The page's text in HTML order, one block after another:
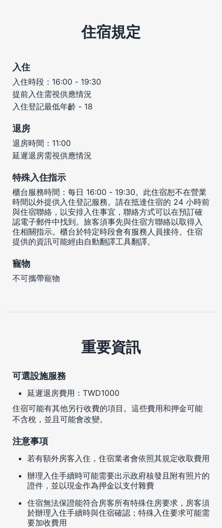
住宿規定
入住
入住時段：16:00 - 19:30
提前入住需視供應情況
入住登記最低年齡 - 18
退房
退房時間：11:00
延遲退房需視供應情況
特殊入住指示
櫃台服務時間：每日 16:00 - 19:30。此住宿恕不在營業
時間以外提供入住登記服務。請在抵達住宿的 24 小時前
與住宿聯絡，以安排入住事宜，聯絡方式可以在預訂確
認電子郵件中找到。旅客須事先與住宿方聯絡以取得入
住相關指示。櫃台於特定時段會有服務人員接待。住宿
提供的資訊可能經由自動翻譯工具翻譯。
寵物
不可攜帶寵物
重要資訊
可選設施服務
延遲退房費用：TWD1000
住宿可能有其他另行收費的項目。這些費用和押金可能
不含稅，並且可能會改變。
注意事項
若有額外房客入住，住宿業者會依照其規定收取費用
辦理入住手續時可能需要出示政府核發且附有照片的
證件，並以現金作為押金以支付雜費
住宿無法保證能符合房客所有特殊住房要求，房客須
於辦理入住手續時與住宿確認；特殊入住要求可能需
要加收費用